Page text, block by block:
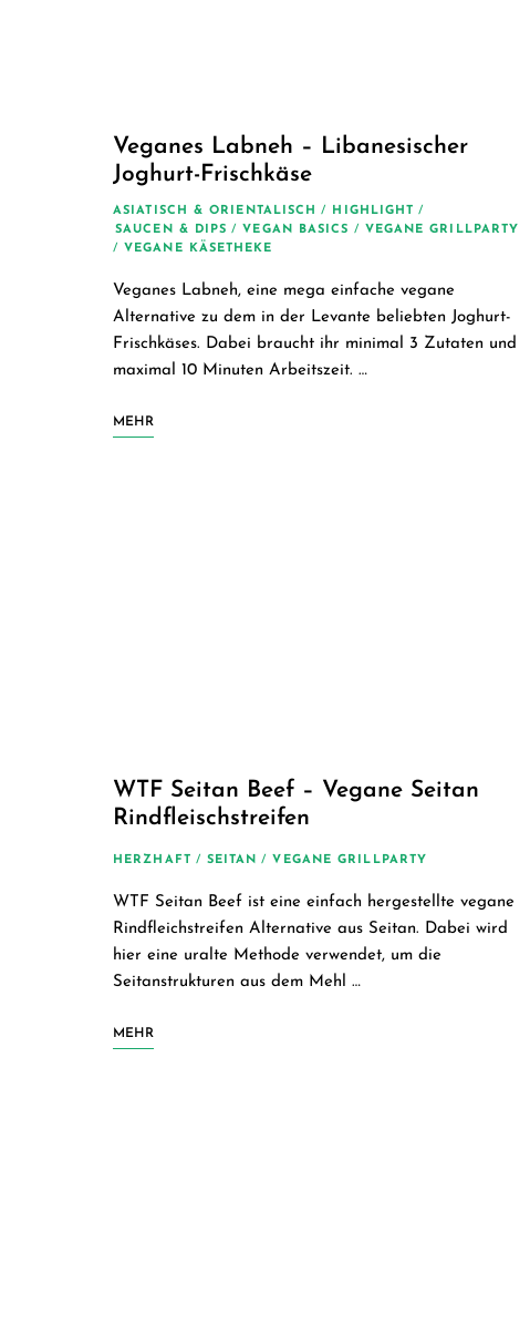
Veganes Labneh – Libanesischer
Joghurt-Frischkäse
ASIATISCH & ORIENTALISCH / HIGHLIGHT
/
SAUCEN & DIPS / VEGAN BASICS /
VEGANE GRILLPARTY
/
VEGANE KÄSETHEKE
Veganes Labneh, eine mega einfache vegane
Alternative zu dem in der Levante beliebten Joghurt-
Frischkäses. Dabei braucht ihr minimal 3 Zutaten und
maximal 10 Minuten Arbeitszeit. …
MEHR
WTF Seitan Beef – Vegane Seitan
Rindfleischstreifen
HERZHAFT / SEITAN / VEGANE GRILLPARTY
WTF Seitan Beef ist eine einfach hergestellte vegane
Rindfleichstreifen Alternative aus Seitan. Dabei wird
hier eine uralte Methode verwendet, um die
Seitanstrukturen aus dem Mehl …
MEHR